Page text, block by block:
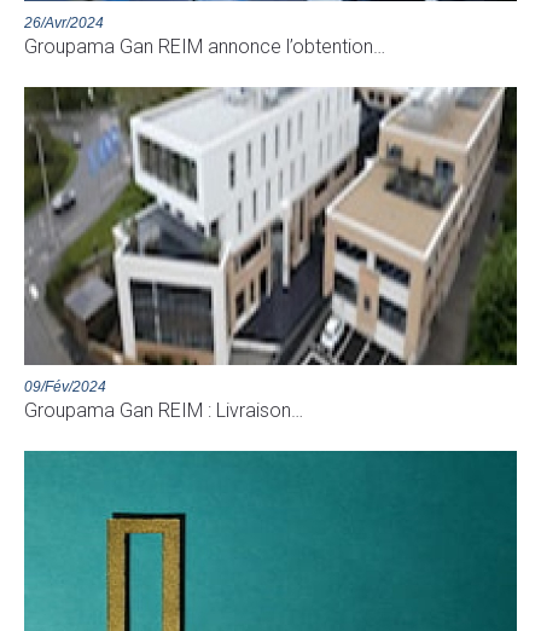
26/Avr/2024
Groupama Gan REIM annonce l’obtention…
09/Fév/2024
Groupama Gan REIM : Livraison…